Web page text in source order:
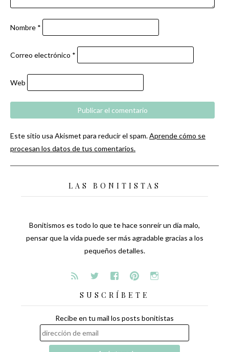
Nombre *
Correo electrónico *
Web
Este sitio usa Akismet para reducir el spam.Aprende cómo se
procesan los datos de tus comentarios.
LAS BONITISTAS
Bonitismos es todo lo que te hace sonreír un día malo,
pensar que la vida puede ser más agradable gracias a los
pequeños detalles.
SUSCRÍBETE
Recibe en tu mail los posts bonitistas